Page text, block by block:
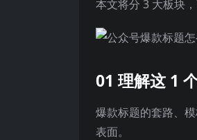
本文将分 3 大板块
01 理解这 1
爆款标题的套路、
表面。